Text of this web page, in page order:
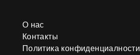
О нас
Контакты
Политика конфиденциалности